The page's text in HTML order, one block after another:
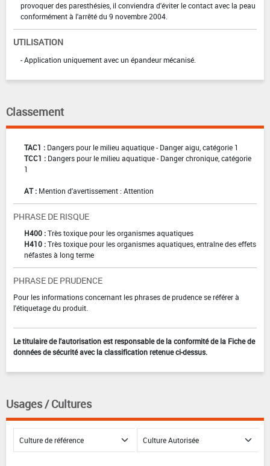
provoquer des paresthésies, il conviendra d'éviter le contact avec la peau
conformément à l'arrêté du 9 novembre 2004.
UTILISATION
- Application uniquement avec un épandeur mécanisé.
Classement
TAC1 : Dangers pour le milieu aquatique - Danger aigu, catégorie 1
TCC1 : Dangers pour le milieu aquatique - Danger chronique, catégorie
1
AT : Mention d'avertissement : Attention
PHRASE DE RISQUE
H400 :Très toxique pour les organismes aquatiques
H410 :Très toxique pour les organismes aquatiques, entraîne des effets
néfastes à long terme
PHRASE DE PRUDENCE
Pour les informations concernant les phrases de prudence se référer à
l'étiquetage du produit.
Le titulaire de l'autorisation est responsable de la conformité de la Fiche de
données de sécurité avec la classification retenue ci-dessus.
Usages / Cultures